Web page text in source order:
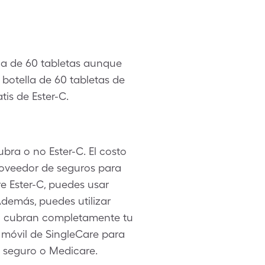
de 60 tabletas aunque
botella de 60 tabletas de
de Ester-C.
o no Ester-C. El costo
de seguros para
C, puedes usar
puedes utilizar
cubran completamente tu
de SingleCare para
o Medicare.